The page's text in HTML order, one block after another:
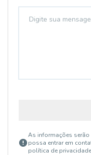
As informações
possa entrar em
política de